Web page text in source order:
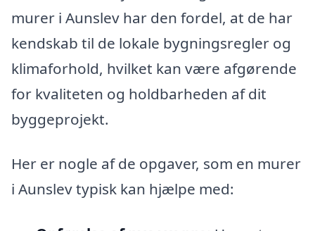
murer i Aunslev har den fordel, at de har
kendskab til de lokale bygningsregler og
klimaforhold, hvilket kan være afgørende
for kvaliteten og holdbarheden af dit
byggeprojekt.
Her er nogle af de opgaver, som en murer
i Aunslev typisk kan hjælpe med: